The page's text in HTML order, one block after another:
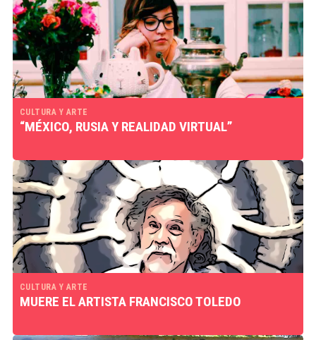
CULTURA Y ARTE
“MÉXICO, RUSIA Y REALIDAD VIRTUAL”
CULTURA Y ARTE
MUERE EL ARTISTA FRANCISCO TOLEDO